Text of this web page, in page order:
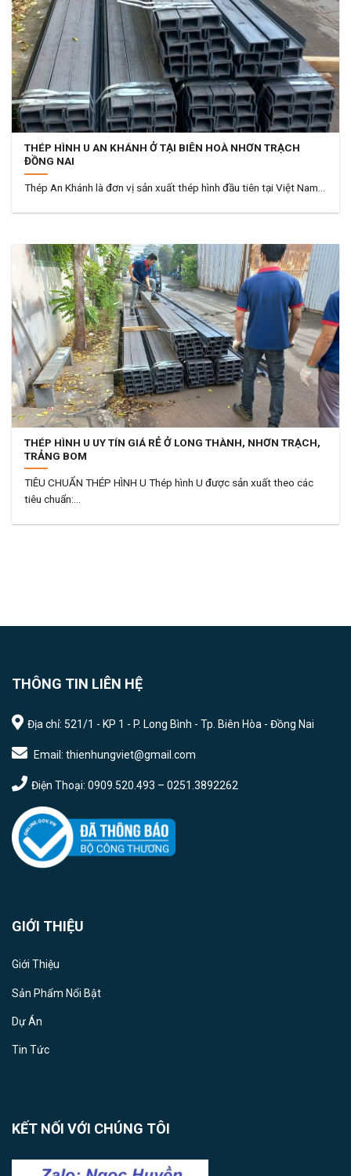
THÉP HÌNH U AN KHÁNH Ở TẠI BIÊN HOÀ NHƠN TRẠCH
ĐỒNG NAI
Thép An Khánh là đơn vị sản xuất thép hình đầu tiên tại Việt Nam...
THÉP HÌNH U UY TÍN GIÁ RẺ Ở LONG THÀNH, NHƠN TRẠCH,
TRẢNG BOM
TIÊU CHUẨN THÉP HÌNH U Thép hình U được sản xuất theo các
tiêu chuẩn:...
THÔNG TIN LIÊN HỆ
Địa chỉ: 521/1 - KP 1 - P. Long Bình - Tp. Biên Hòa - Đồng Nai
Email: thienhungviet@gmail.com
Điện Thoại: 0909.520.493 – 0251.3892262
GIỚI THIỆU
Giới Thiệu
Sản Phẩm Nổi Bật
Dự Án
Tin Tức
KẾT NỐI VỚI CHÚNG TÔI